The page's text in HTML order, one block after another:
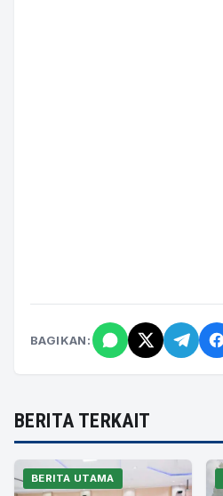
BAGIKAN:
BERITA TERKAIT
BERITA UTAMA